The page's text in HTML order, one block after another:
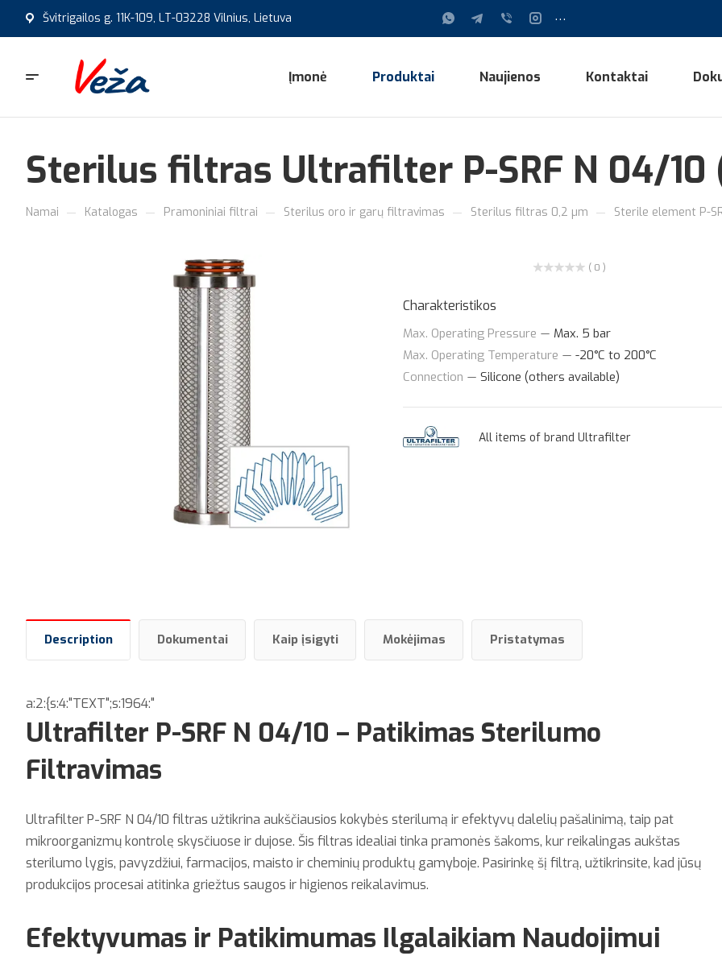
Švitrigailos g. 11K-109, LT-03228 Vilnius, Lietuva ...
Įmonė Produktai Naujienos Kontaktai
Sterilus filtras Ultrafilter P-SRF N 04/10
Namai — Katalogas — Pramoniniai filtrai — Sterilus oro ir garų filtravimas — Sterilus filtras 0,2 µm — Sterile element P-
( 0 )
Charakteristikos
Max. Operating Pressure — Max. 5 bar
Max. Operating Temperature — -20°C to 200°C
Connection — Silicone (others available)
All items of brand Ultrafilter
Description Dokumentai Kaip įsigyti Mokėjimas Pristatymas
a:2:{s:4:"TEXT";s:1964:"
Ultrafilter P-SRF N 04/10 – Patikimas Sterilumo
Filtravimas
Ultrafilter P-SRF N 04/10 filtras užtikrina aukščiausios kokybės sterilumą ir efektyvų dalelių pašalinimą, taip pat
mikroorganizmų kontrolę skysčiuose ir dujose. Šis filtras idealiai tinka pramonės šakoms, kur reikalingas aukštas
sterilumo lygis, pavyzdžiui, farmacijos, maisto ir cheminių produktų gamyboje. Pasirinkę šį filtrą, užtikrinsite, kad jūsų
produkcijos procesai atitinka griežtus saugos ir higienos reikalavimus.
Efektyvumas ir Patikimumas Ilgalaikiam Naudojimui